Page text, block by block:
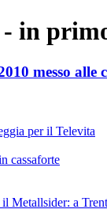
in
messo
per il Televita
cassaforte
Metallsider: a